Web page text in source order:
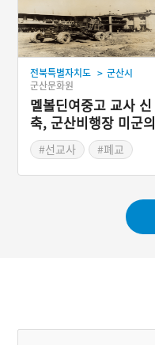
#옥구선
#쌀수탈
전북특별자치도 > 군산시
군산문화원
멜볼딘여중고 교사 신
축, 군산비행장 미군의
지원 이야기
#선교사
#폐교
#테니스부